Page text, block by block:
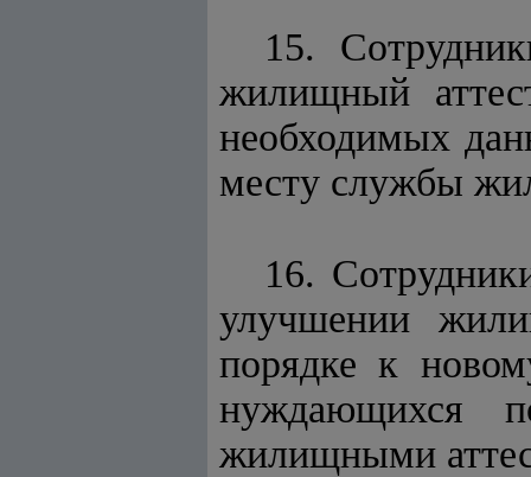
15.
жилищный
необходимых
месту службы
16.
улучшении
порядке к
нуждающихся
жилищными